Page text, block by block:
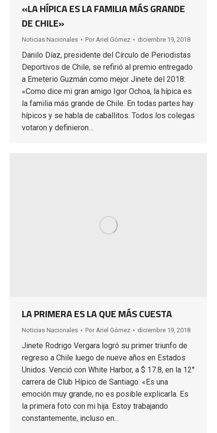
«LA HÍPICA ES LA FAMILIA MÁS GRANDE
DE CHILE»
Noticias Nacionales Por Ariel Gómez diciembre 19, 2018
Danilo Díaz, presidente del Círculo de Periodistas
Deportivos de Chile, se refirió al premio entregado
a Emeterio Guzmán como mejor Jinete del 2018:
«Como dice mi gran amigo Igor Ochoa, la hípica es
la familia más grande de Chile. En todas partes hay
hípicos y se habla de caballitos. Todos los colegas
votaron y definieron…
LA PRIMERA ES LA QUE MÁS CUESTA
Noticias Nacionales Por Ariel Gómez diciembre 19, 2018
Jinete Rodrigo Vergara logró su primer triunfo de
regreso a Chile luego de nueve años en Estados
Unidos. Venció con White Harbor, a $ 17.8, en la 12°
carrera de Club Hípico de Santiago. «Es una
emoción muy grande, no es posible explicarla. Es
la primera foto con mi hija. Estoy trabajando
constantemente, incluso en…